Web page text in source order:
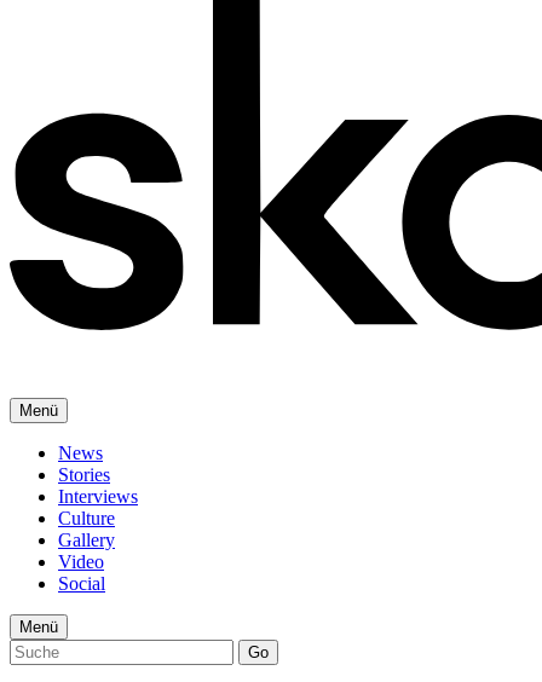
Menü
News
Stories
Interviews
Culture
Gallery
Video
Social
Menü
Go